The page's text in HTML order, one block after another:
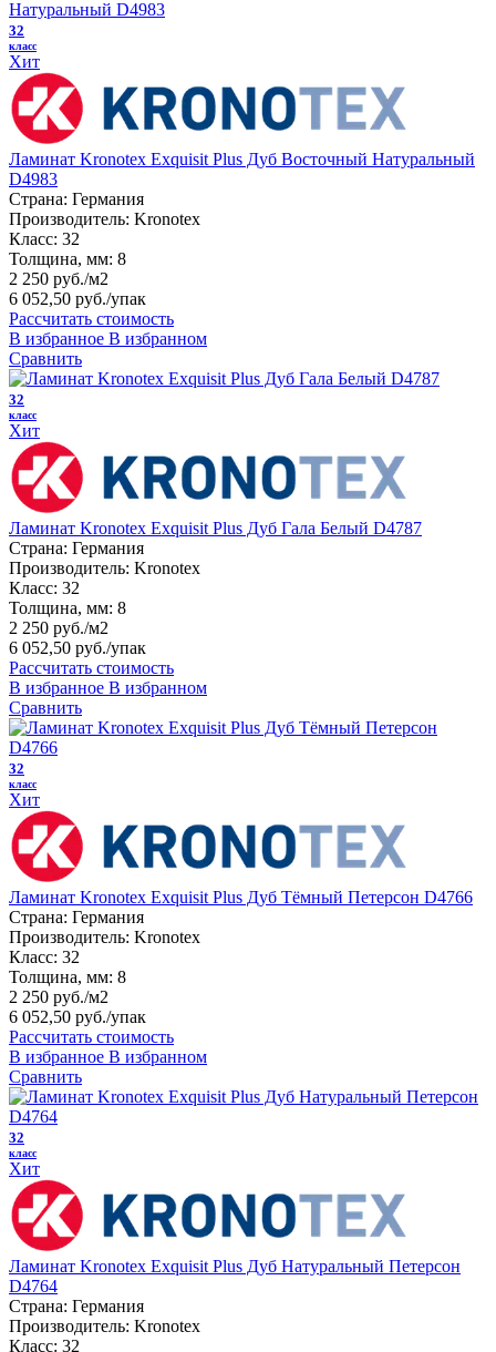
32
класс
Хит
Ламинат Kronotex Exquisit Plus Дуб Восточный Натуральный
D4983
Страна: Германия
Производитель: Kronotex
Класс: 32
Толщина, мм: 8
2 250 руб./м2
6 052,50 руб./упак
Рассчитать стоимость
В избранное В избранном
Сравнить
32
класс
Хит
Ламинат Kronotex Exquisit Plus Дуб Гала Белый D4787
Страна: Германия
Производитель: Kronotex
Класс: 32
Толщина, мм: 8
2 250 руб./м2
6 052,50 руб./упак
Рассчитать стоимость
В избранное В избранном
Сравнить
32
класс
Хит
Ламинат Kronotex Exquisit Plus Дуб Тёмный Петерсон D4766
Страна: Германия
Производитель: Kronotex
Класс: 32
Толщина, мм: 8
2 250 руб./м2
6 052,50 руб./упак
Рассчитать стоимость
В избранное В избранном
Сравнить
32
класс
Хит
Ламинат Kronotex Exquisit Plus Дуб Натуральный Петерсон
D4764
Страна: Германия
Производитель: Kronotex
Класс: 32